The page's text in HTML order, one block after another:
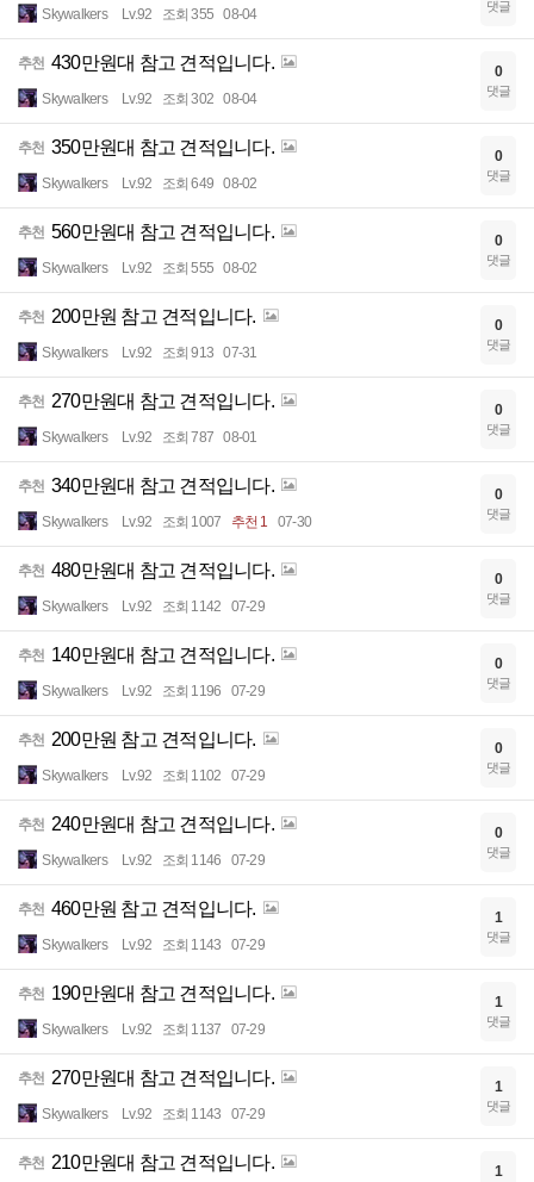
Skywalkers Lv.92 조회 355 08-04 댓글
추천 430만원대 참고 견적입니다.
Skywalkers Lv.92 조회 302 08-04
0
댓글
추천 350만원대 참고 견적입니다.
Skywalkers Lv.92 조회 649 08-02
0
댓글
추천 560만원대 참고 견적입니다.
Skywalkers Lv.92 조회 555 08-02
0
댓글
추천 200만원 참고 견적입니다.
Skywalkers Lv.92 조회 913 07-31
0
댓글
추천 270만원대 참고 견적입니다.
Skywalkers Lv.92 조회 787 08-01
0
댓글
추천 340만원대 참고 견적입니다.
Skywalkers Lv.92 조회 1007 추천 1 07-30
0
댓글
추천 480만원대 참고 견적입니다.
Skywalkers Lv.92 조회 1142 07-29
0
댓글
추천 140만원대 참고 견적입니다.
Skywalkers Lv.92 조회 1196 07-29
0
댓글
추천 200만원 참고 견적입니다.
Skywalkers Lv.92 조회 1102 07-29
0
댓글
추천 240만원대 참고 견적입니다.
Skywalkers Lv.92 조회 1146 07-29
0
댓글
추천 460만원 참고 견적입니다.
Skywalkers Lv.92 조회 1143 07-29
1
댓글
추천 190만원대 참고 견적입니다.
Skywalkers Lv.92 조회 1137 07-29
1
댓글
추천 270만원대 참고 견적입니다.
Skywalkers Lv.92 조회 1143 07-29
1
댓글
추천 210만원대 참고 견적입니다. 1